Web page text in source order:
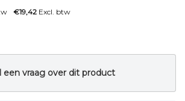
€19,42 Excl. btw
een vraag over dit product